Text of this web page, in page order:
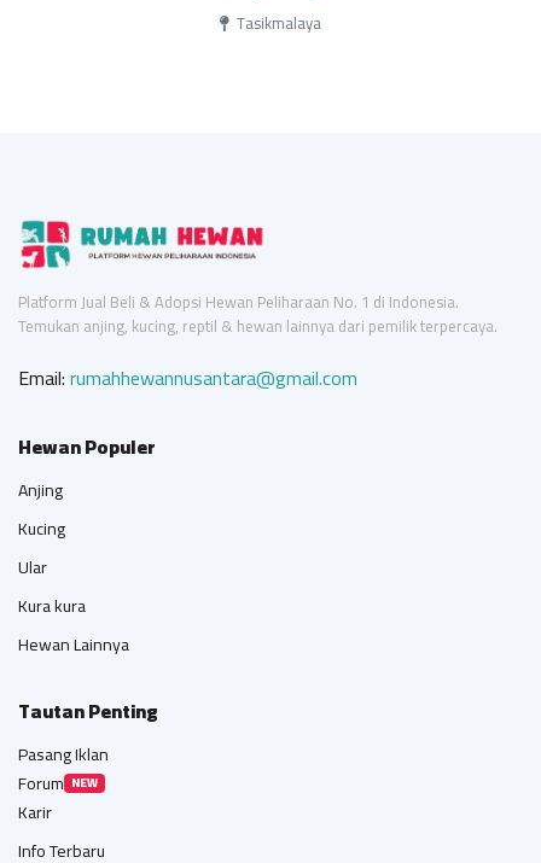
Tasikmalaya
Platform Jual Beli & Adopsi Hewan Peliharaan No. 1 di Indonesia.
Temukan anjing, kucing, reptil & hewan lainnya dari pemilik terpercaya.
Email:rumahhewannusantara@gmail.com
Hewan Populer
Anjing
Kucing
Ular
Kura kura
Hewan Lainnya
Tautan Penting
Pasang Iklan
Forum NEW
Karir
Info Terbaru